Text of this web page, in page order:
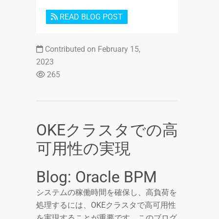
READ BLOG POST
Contributed on February 15,
2023
265
OKEクラスタでの高
可用性の実現
Blog: Oracle BPM
システムの稼働時間を確保し、高負荷を
処理するには、OKEクラスタで高可用性